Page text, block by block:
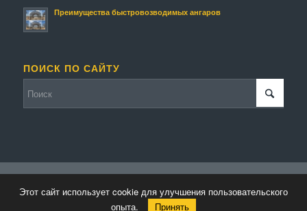
Преимущества быстровозводимых ангаров
ПОИСК ПО САЙТУ
powered by Enfold WordPress Theme
Этот сайт использует cookie для улучшения пользовательского
опыта.
Принять